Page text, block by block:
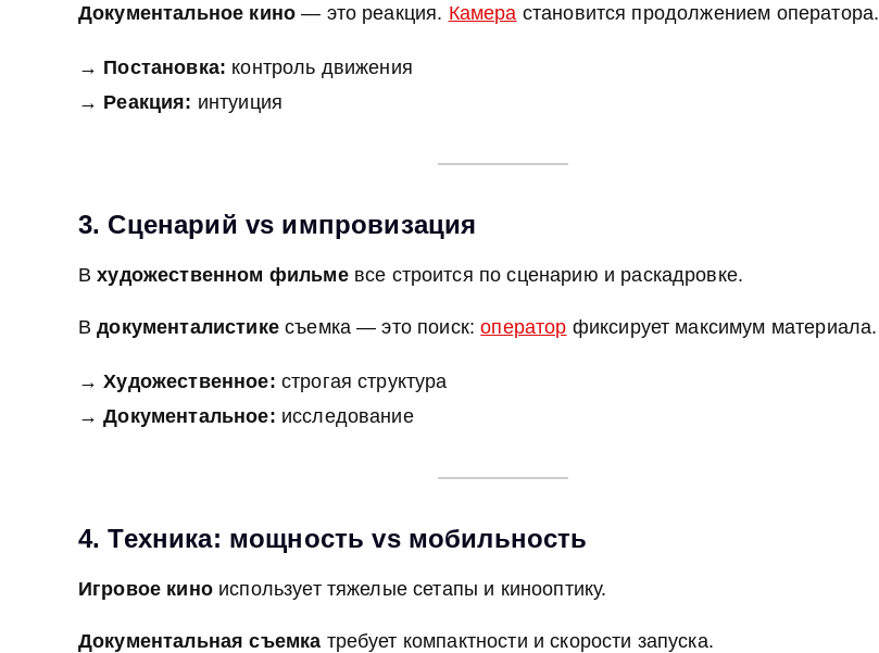
Документальное кино — это реакция. Камера становится продолжением оператора.
→ Постановка: контроль движения
→ Реакция: интуиция
3. Сценарий vs импровизация
Вхудожественном фильмевсе строится по сценарию и раскадровке.
Вдокументалистикесъемка — это поиск:оператор фиксирует максимум материала.
→Художественное: строгая структура
→Документальное: исследование
4. Техника: мощность vs мобильность
Игровое киноиспользует тяжелые сетапы и кинооптику.
Документальная съемка требует компактности и скорости запуска.